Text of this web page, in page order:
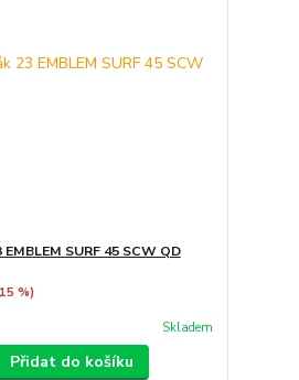
SURF 45 SCW QD
%)
Skladem
Přidat do košíku